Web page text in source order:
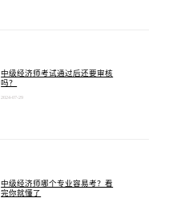
中级经济师考试通过后还要审核
吗？
2024-07-29
中级经济师哪个专业容易考？看
完你就懂了